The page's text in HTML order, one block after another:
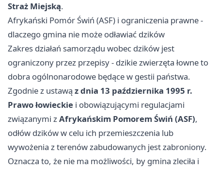
Straż Miejską.
Afrykański Pomór Świń (ASF) i ograniczenia prawne -
dlaczego gmina nie może odławiać dzików
Zakres działań samorządu wobec dzików jest
ograniczony przez przepisy - dzikie zwierzęta łowne to
dobra ogólnonarodowe będące w gestii państwa.
Zgodnie z ustawą z dnia 13 października 1995 r.
Prawo łowieckie i obowiązującymi regulacjami
związanymi zAfrykańskim Pomorem Świń (ASF),
odłów dzików w celu ich przemieszczenia lub
wywożenia z terenów zabudowanych jest zabroniony.
Oznacza to, że nie ma możliwości, by gmina zleciła i